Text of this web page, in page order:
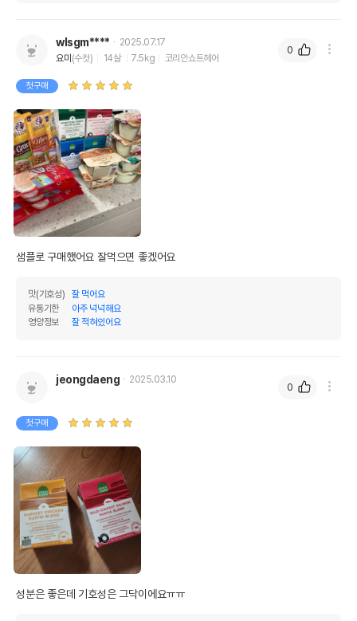
wlsgm****
2025.07.17
요미(수컷) 14살 7.5kg 코리안쇼트헤어
첫구매
샘플로 구매했어요 잘먹으면 좋겠어요
맛(기호성)
잘 먹어요
유통기한
아주 넉넉해요
영양정보
잘 적혀있어요
0
jeongdaeng 2025.03.10
첫구매
성분은 좋은데 기호성은 그닥이에요ㅠㅠ
0